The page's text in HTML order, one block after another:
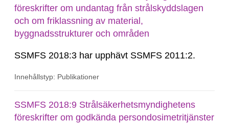
föreskrifter om undantag från strålskyddslagen
och om friklassning av material,
byggnadsstrukturer och områden
SSMFS 2018:3 har upphävt SSMFS 2011:2.
Innehållstyp: Publikationer
SSMFS 2018:9 Strålsäkerhetsmyndighetens
föreskrifter om godkända persondosimetritjänster